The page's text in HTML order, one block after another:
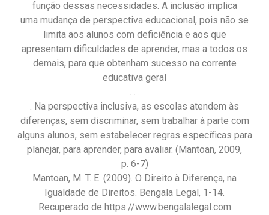
função dessas necessidades. A inclusão implica
uma mudança de perspectiva educacional, pois não se
limita aos alunos com deficiência e aos que
apresentam dificuldades de aprender, mas a todos os
demais, para que obtenham sucesso na corrente
educativa geral
. . .
. Na perspectiva inclusiva, as escolas atendem às
diferenças, sem discriminar, sem trabalhar à parte com
alguns alunos, sem estabelecer regras específicas para
planejar, para aprender, para avaliar. (Mantoan, 2009,
p. 6-7)
Mantoan, M. T. E. (2009). O Direito à Diferença, na
Igualdade de Direitos. Bengala Legal, 1-14.
Recuperado de https://www.bengalalegal.com